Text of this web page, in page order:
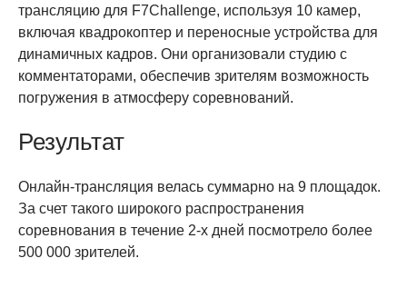
трансляцию для F7Challenge, используя 10 камер,
включая квадрокоптер и переносные устройства для
динамичных кадров. Они организовали студию с
комментаторами, обеспечив зрителям возможность
погружения в атмосферу соревнований.
Результат
Онлайн-трансляция велась суммарно на 9 площадок.
За счет такого широкого распространения
соревнования в течение 2-х дней посмотрело более
500 000 зрителей.